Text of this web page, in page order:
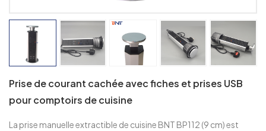
Prise de courant cachée avec fiches et prises USB
pour comptoirs de cuisine
La prise manuelle extractible de cuisine BNT BP112 (9 cm) est